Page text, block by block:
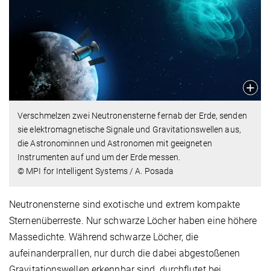
Verschmelzen zwei Neutronensterne fernab der Erde, senden
sie elektromagnetische Signale und Gravitationswellen aus,
die Astronominnen und Astronomen mit geeigneten
Instrumenten auf und um der Erde messen.
© MPI for Intelligent Systems / A. Posada
Neutronensterne sind exotische und extrem kompakte
Sternenüberreste. Nur schwarze Löcher haben eine höhere
Massedichte. Während schwarze Löcher, die
aufeinanderprallen, nur durch die dabei abgestoßenen